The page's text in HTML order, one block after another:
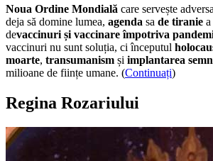
Noua Ordine Mondială care servește
deja să domine lumea, agenda sa de tiranie
devaccinuri și vaccinare împotriva
vaccinuri nu sunt soluția, ci începutul
moarte, transumanism și implantarea
milioane de ființe umane. (Continuați)
Regina Rozariului